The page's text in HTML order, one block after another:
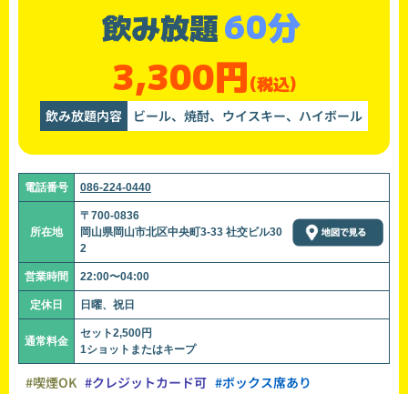
飲み放題60分
3,300円(税込)
飲み放題内容 ビール、焼酎、ウイスキー、ハイボール
電話番号 086-224-0440
所在地
〒700-0836
岡山県岡山市北区中央町3-33 社交ビル30
2
営業時間 22:00〜04:00
定休日 日曜、祝日
通常料金
セット2,500円
1ショットまたはキープ
#喫煙OK #クレジットカード可 #ボックス席あり